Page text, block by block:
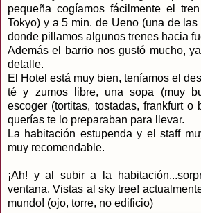
pequeña cogíamos fácilmente el
Tokyo) y a 5 min. de Ueno (una de
donde pillamos algunos trenes hacia
Además el barrio nos gustó mucho,
detalle.
El Hotel está muy bien, teníamos el
té y zumos libre, una sopa (muy
escoger (tortitas, tostadas, frankfurt o
querías te lo preparaban para llevar.
La habitación estupenda y el staff
muy recomendable.
¡Ah! y al subir a la
ventana. Vistas al sky tree!
mundo! (ojo, torre, no edificio)